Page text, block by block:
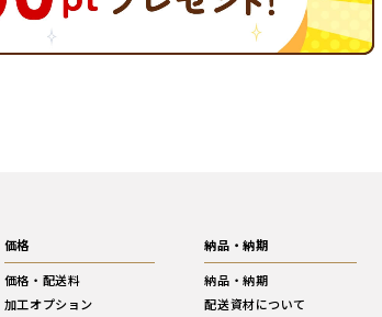
価格
価格・配送料
加工オプション
納品・納期
納品・納期
配送資材について